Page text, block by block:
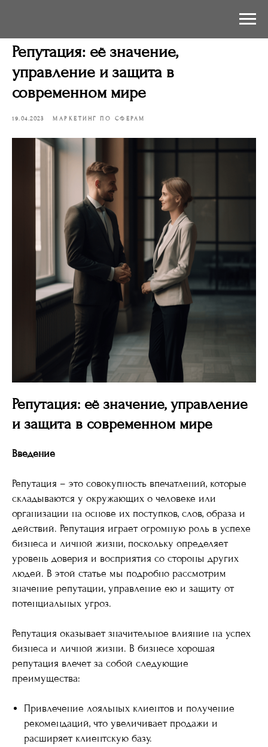
Репутация: её значение,
управление и защита в
современном мире
19.04.2023 МАРКЕТИНГ ПО СФЕРАМ
Репутация: её значение, управление
и защита в современном мире
Введение
Репутация – это совокупность впечатлений, которые
складываются у окружающих о человеке или
организации на основе их поступков, слов, образа и
действий. Репутация играет огромную роль в успехе
бизнеса и личной жизни, поскольку определяет
уровень доверия и восприятия со стороны других
людей. В этой статье мы подробно рассмотрим
значение репутации, управление ею и защиту от
потенциальных угроз.
Репутация оказывает значительное влияние на успех
бизнеса и личной жизни. В бизнесе хорошая
репутация влечет за собой следующие
преимущества:
Привлечение лояльных клиентов и получение
рекомендаций, что увеличивает продажи и
расширяет клиентскую базу.